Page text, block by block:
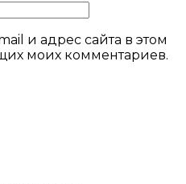
и адрес сайта в этом
моих комментариев.